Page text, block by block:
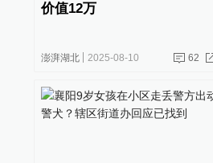
价值12万
澎湃湖北 2025-08-10 62